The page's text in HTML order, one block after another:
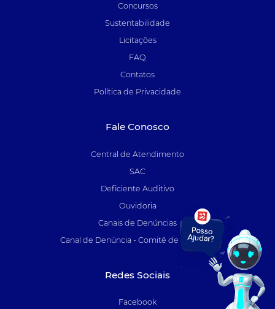
Concursos
Sustentabilidade
Licitações
FAQ
Contatos
Política de Privacidade
Fale Conosco
Central de Atendimento
SAC
Deficiente Auditivo
Ouvidoria
Canais de Denúncias
Canal de Denúncia - Comitê de Auditoria
Redes Sociais
Facebook